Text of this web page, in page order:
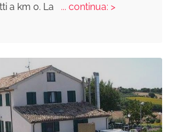
a km 0. La
... continua: >